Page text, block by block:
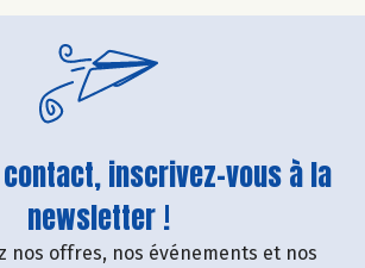
inscrivez-vous à la
newsletter !
nos offres, nos événements et nos